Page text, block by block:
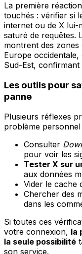
La première
touchés : vérifier si
internet ou de X lui-
saturé de requêtes.
montrent des zones
Europe
Sud-Est,
Les outils pour
panne
Plusieurs réflexes
problème
Consulter
pour voir les
Tester X sur
aux données
Vider le cache
Chercher des
dans les
Si toutes ces
votre connexion, la
la seule possibilité
son service.